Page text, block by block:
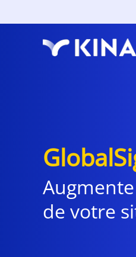
de votre